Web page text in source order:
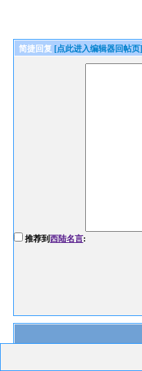
简捷回复 [点此进入编辑器回帖页]
推荐到西陆名言: